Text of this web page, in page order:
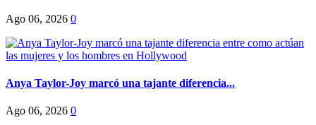
Ago 06, 2026 0
Anya Taylor-Joy marcó una tajante diferencia...
Ago 06, 2026 0